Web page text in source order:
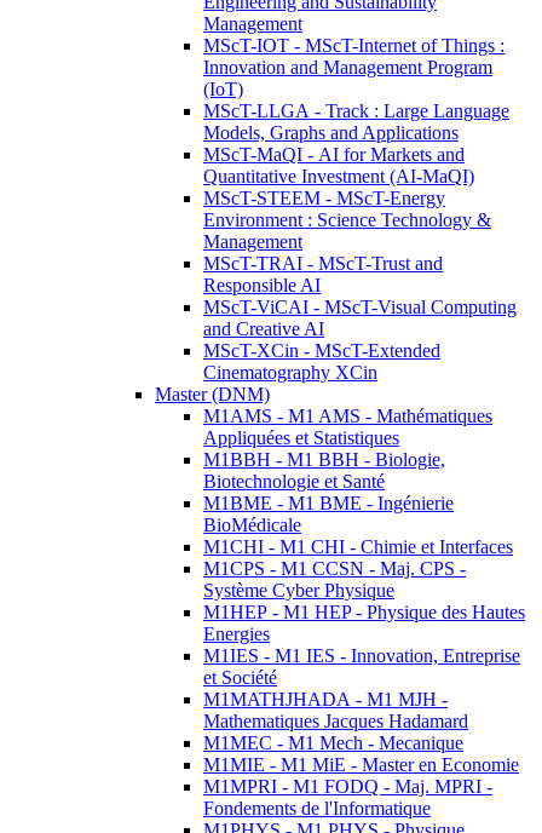
Management
MScT-IOT - MScT-Internet of Things :
Innovation and Management Program
(IoT)
MScT-LLGA - Track : Large Language
Models, Graphs and Applications
MScT-MaQI - AI for Markets and
Quantitative Investment (AI-MaQI)
MScT-STEEM - MScT-Energy
Environment : Science Technology &
Management
MScT-TRAI - MScT-Trust and
Responsible AI
MScT-ViCAI - MScT-Visual Computing
and Creative AI
MScT-XCin - MScT-Extended
Cinematography XCin
Master (DNM)
M1AMS - M1 AMS - Mathématiques
Appliquées et Statistiques
M1BBH - M1 BBH - Biologie,
Biotechnologie et Santé
M1BME - M1 BME - Ingénierie
BioMédicale
M1CHI - M1 CHI - Chimie et Interfaces
M1CPS - M1 CCSN - Maj. CPS -
Système Cyber Physique
M1HEP - M1 HEP - Physique des Hautes
Energies
M1IES - M1 IES - Innovation, Entreprise
et Société
M1MATHJHADA - M1 MJH -
Mathematiques Jacques Hadamard
M1MEC - M1 Mech - Mecanique
M1MIE - M1 MiE - Master en Economie
M1MPRI - M1 FODQ - Maj. MPRI -
Fondements de l'Informatique